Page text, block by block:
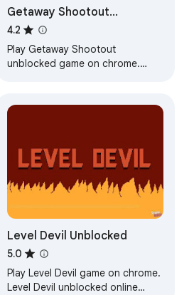
Getaway Shootout
Unblocked Online
4.2
Play Getaway Shootout
unblocked game on chrome.
unblocked fans.
Level Devil Unblocked
5.0
Play Level Devil game on chrome.
Level Devil unblocked online